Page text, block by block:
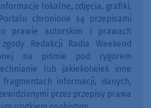
lokalne, zdjęcia, grafiki,
chronione są przepisami
prawie autorskim i prawach
Redakcji Radia Weekend
na piśmie pod rygorem
lub jakiekolwiek inne
informacji, danych,
przez przepisy prawa